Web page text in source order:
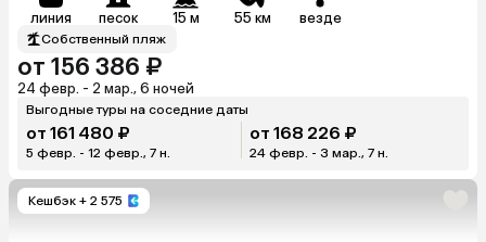
линия песок 15 м 55 км везде
Собственный пляж
от 156 386 ₽
24 февр. - 2 мар., 6 ночей
Выгодные туры на соседние даты
от 161 480 ₽
5 февр. - 12 февр., 7 н.
от 168 226 ₽
24 февр. - 3 мар., 7 н.
Кешбэк + 2 575